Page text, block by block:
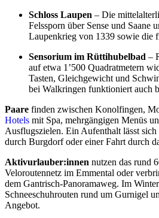
Schloss Laupen – Die
Felssporn über Sense und Saane
Laupenkrieg von 1339 sowie die
Sensorium im Rüttihubelbad –
auf etwa 1’500 Quadratmetern
Tasten, Gleichgewicht und
bei Walkringen funktioniert auch
Paare finden zwischen Konolfingen,
Hotels mit Spa, mehrgängigen Menüs
Ausflugszielen. Ein Aufenthalt lässt
durch Burgdorf oder einer Fahrt durch
Aktivurlauber:innen nutzen das rund
Veloroutennetz im Emmental oder
dem Gantrisch-Panoramaweg. Im
Schneeschuhrouten rund um Gurnigel
Angebot.